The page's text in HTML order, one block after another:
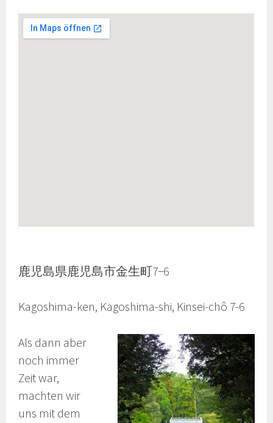
鹿児島県鹿児島市金生町7−6
Kagoshima-ken, Kagoshima-shi, Kinsei-chô 7-6
Als dann aber
noch immer
Zeit war,
machten wir
uns mit dem